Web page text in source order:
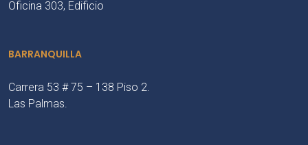
Oficina 303, Edificio
BARRANQUILLA
Carrera 53 # 75 – 138 Piso 2.
Las Palmas.